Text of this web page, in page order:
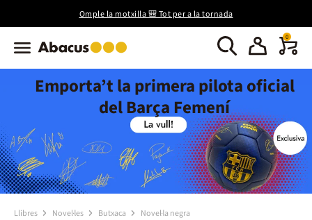
Omple la motxilla 🎒 Tot per a la tornada
0
Emporta’t la primera pilota oficial
del Barça Femení
Llibres Novel·les Butxaca Novel·la negra